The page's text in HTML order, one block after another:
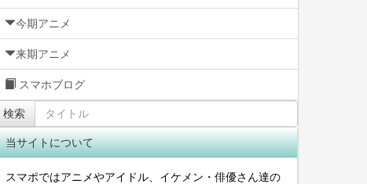
今期アニメ
来期アニメ
スマホブログ
検索
当サイトについて
スマポではアニメやアイドル、イケメン・俳優さん達の